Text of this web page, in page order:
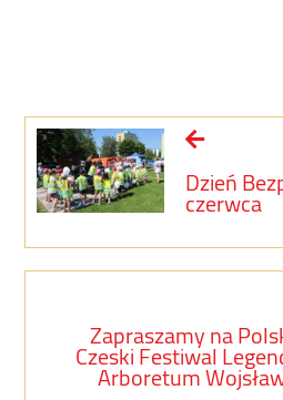
Dzień
czerwca
Zapraszamy na
Czeski Festiwal
Arboretum